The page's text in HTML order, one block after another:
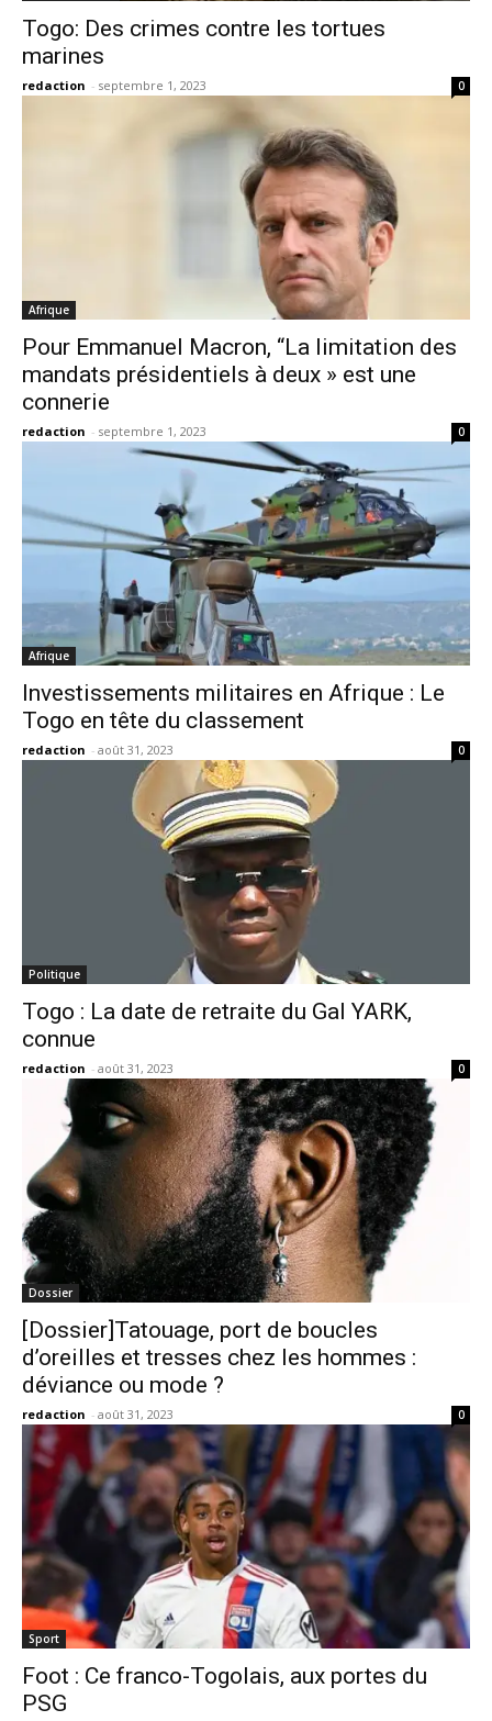
Togo: Des crimes contre les tortues
marines
redaction - septembre 1, 2023 0
Afrique
Pour Emmanuel Macron, “La limitation des
mandats présidentiels à deux » est une
connerie
redaction - septembre 1, 2023 0
Afrique
Investissements militaires en Afrique : Le
Togo en tête du classement
redaction - août 31, 2023 0
Politique
Togo : La date de retraite du Gal YARK,
connue
redaction - août 31, 2023 0
Dossier
[Dossier]Tatouage, port de boucles
d’oreilles et tresses chez les hommes :
déviance ou mode ?
redaction - août 31, 2023 0
Sport
Foot : Ce franco-Togolais, aux portes du
PSG